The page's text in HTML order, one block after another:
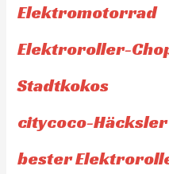
Elektromotorrad
Elektroroller-
Stadtkokos
citycoco-Häcksler
bester